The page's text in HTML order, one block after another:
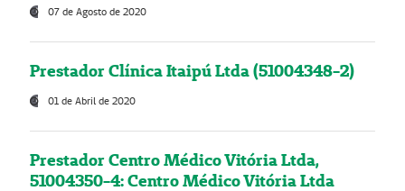
07 de Agosto de 2020
Prestador Clínica Itaipú Ltda (51004348-2)
01 de Abril de 2020
Prestador Centro Médico Vitória Ltda,
51004350-4: Centro Médico Vitória Ltda